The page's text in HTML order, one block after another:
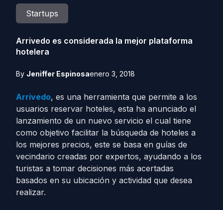
Startups
Arrivedo es considerada la mejor plataforma
hotelera
By Jeniffer Espinosaenero 3, 2018
Arrivedo, es una herramienta que permite a los
usuarios reservar hoteles, esta ha anunciado el
lanzamiento de un nuevo servicio el cual tiene
como objetivo facilitar la búsqueda de hoteles a
los mejores precios, este se basa ​​en guías de
vecindario creadas por expertos, ayudando a los
turistas a tomar decisiones más acertadas
basados en su ubicación y actividad que desea
realizar.